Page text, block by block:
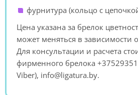
фурнитура (кольцо с
Цена указана за брелок
может меняться в зависимости
Для консультации и расчета
фирменного брелока
Viber), info@ligatura.by.